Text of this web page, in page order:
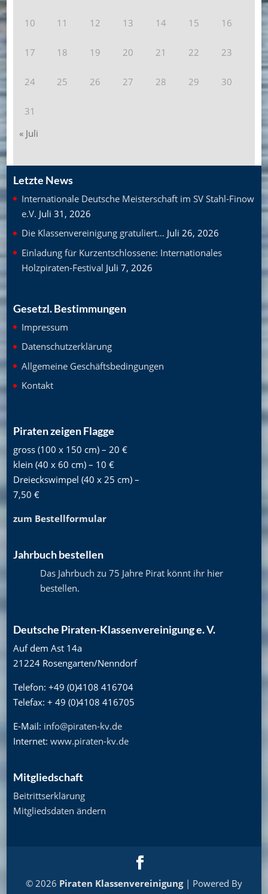
10 11 12 13 14 15 16
17 18 19 20 21 22 23
24 25 26 27 28 29 30
31
« Juli
Letzte News
Internationale Deutsche Meisterschaft im SV Stahl-Finow
e.V. Juli 31, 2026
Die Klassenvereinigung gratuliert… Juli 26, 2026
Einladung für Kurzentschlossene: Internationales
Holzpiraten-Festival Juli 7, 2026
Gesetzl. Bestimmungen
Impressum
Datenschutzerklärung
Allgemeine Geschäftsbedingungen
Kontakt
Piraten zeigen Flagge
gross (100 x 150 cm) – 20 €
klein (40 x 60 cm) – 10 €
Dreieckswimpel (40 x 25 cm) –
7,50 €
zum Bestellformular
Jahrbuch bestellen
Das Jahrbuch zu 75 Jahre Pirat könnt ihr hier
bestellen.
Deutsche Piraten-Klassenvereinigung e. V.
Auf dem Ast 14a
21224 Rosengarten/Nenndorf
Telefon: +49 (0)4108 416704
Telefax: + 49 (0)4108 416705
E-Mail: info@piraten-kv.de
Internet: www.piraten-kv.de
Mitgliedschaft
Beitrittserklärung
Mitgliedsdaten ändern
© 2026 Piraten Klassenvereinigung| Powered By